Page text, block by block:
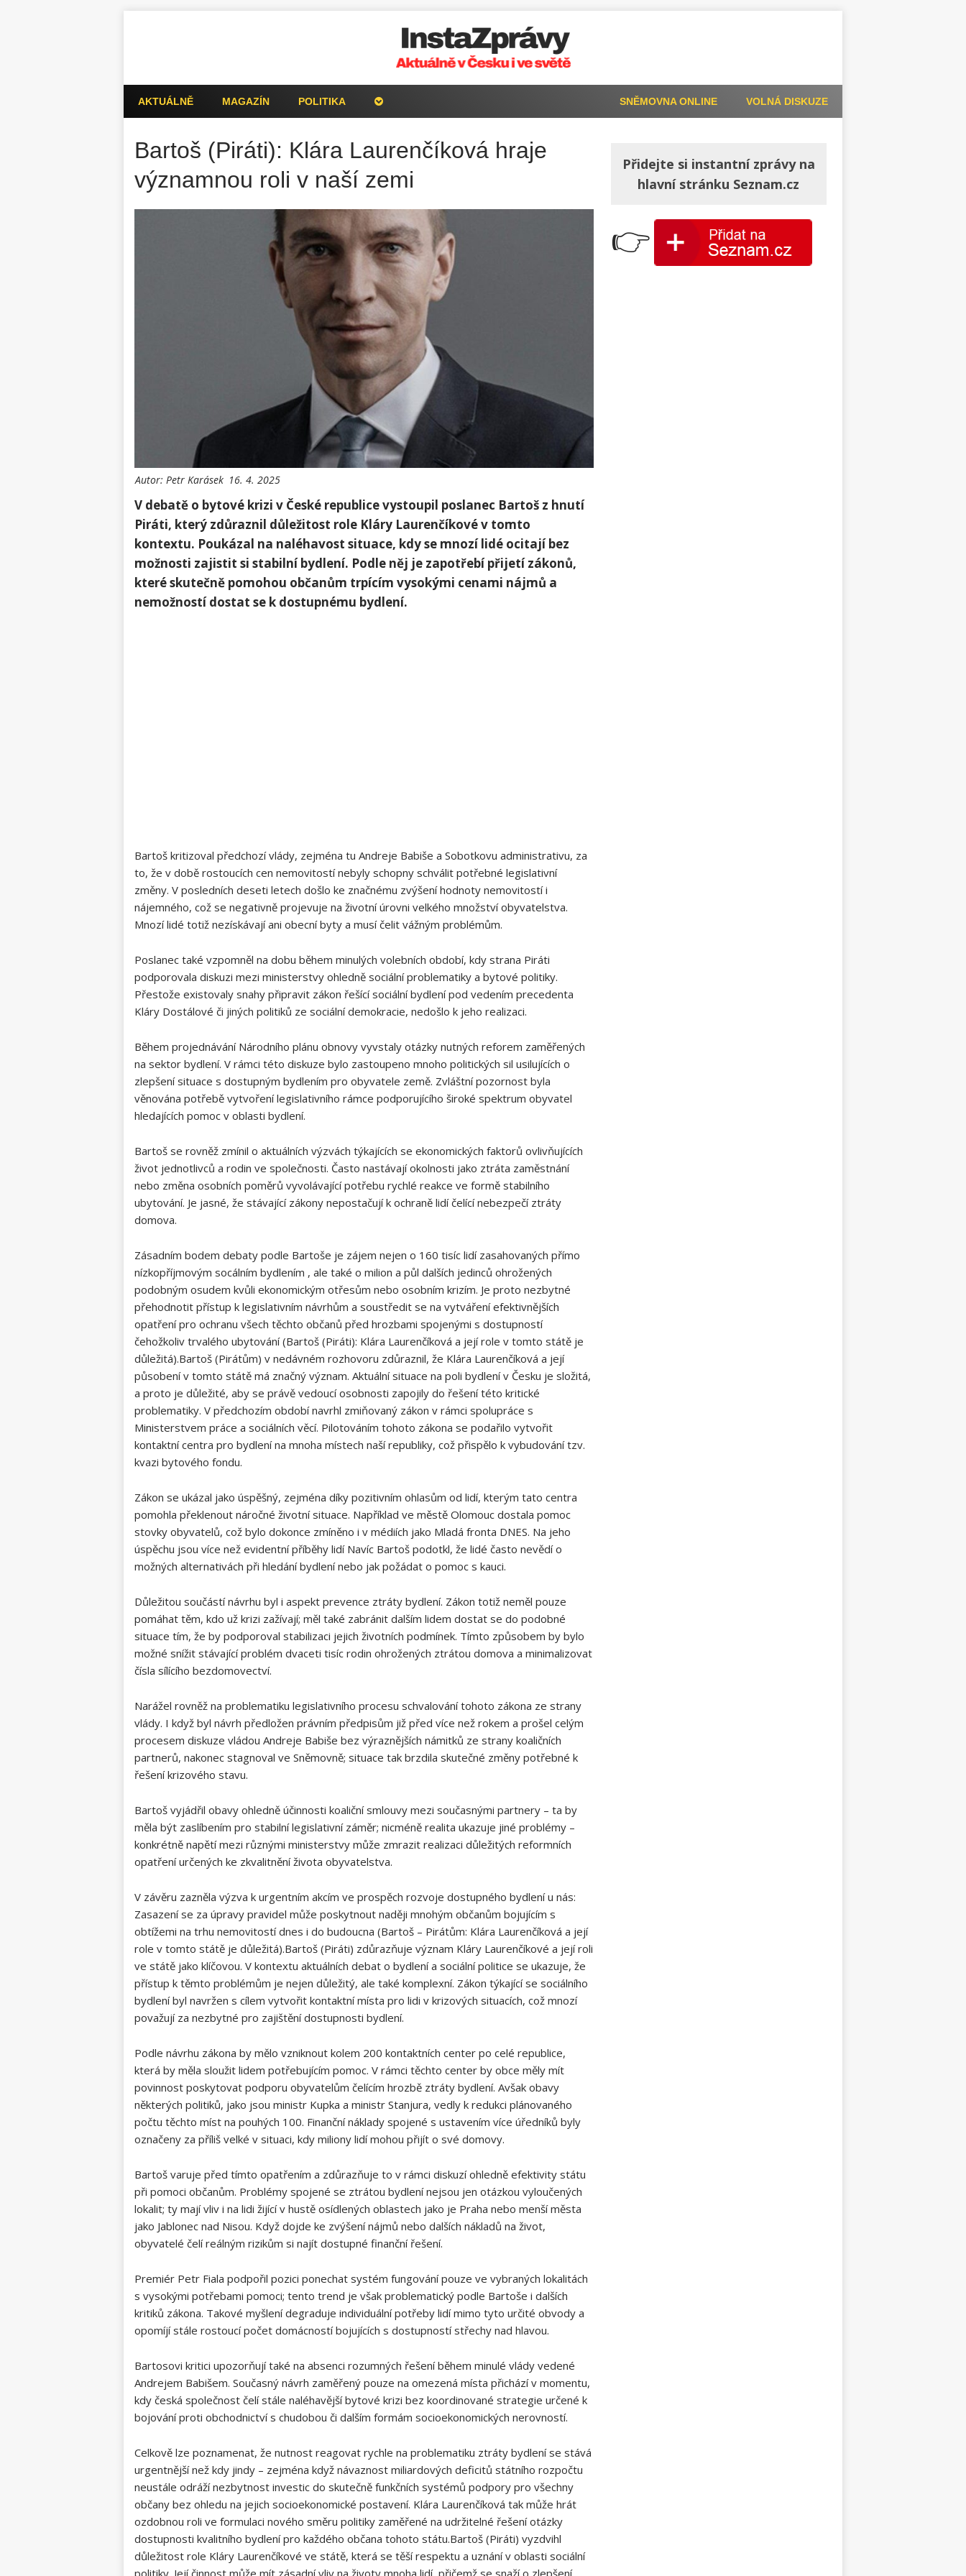
AKTUÁLNĚ MAGAZÍN POLITIKA VOLNÁ DISKUZE
SNĚMOVNA ONLINE
Bartoš (Piráti): Klára Laurenčíková hraje
významnou roli v naší zemi
Autor: Petr Karásek 16. 4. 2025
V debatě o bytové krizi v České republice vystoupil poslanec Bartoš z hnutí
Piráti, který zdůraznil důležitost role Kláry Laurenčíkové v tomto
kontextu. Poukázal na naléhavost situace, kdy se mnozí lidé ocitají bez
možnosti zajistit si stabilní bydlení. Podle něj je zapotřebí přijetí zákonů,
které skutečně pomohou občanům trpícím vysokými cenami nájmů a
nemožností dostat se k dostupnému bydlení.
Bartoš kritizoval předchozí vlády, zejména tu Andreje Babiše a Sobotkovu administrativu, za
to, že v době rostoucích cen nemovitostí nebyly schopny schválit potřebné legislativní
změny. V posledních deseti letech došlo ke značnému zvýšení hodnoty nemovitostí i
nájemného, což se negativně projevuje na životní úrovni velkého množství obyvatelstva.
Mnozí lidé totiž nezískávají ani obecní byty a musí čelit vážným problémům.
Poslanec také vzpomněl na dobu během minulých volebních období, kdy strana Piráti
podporovala diskuzi mezi ministerstvy ohledně sociální problematiky a bytové politiky.
Přestože existovaly snahy připravit zákon řešící sociální bydlení pod vedením precedenta
Kláry Dostálové či jiných politiků ze sociální demokracie, nedošlo k jeho realizaci.
Během projednávání Národního plánu obnovy vyvstaly otázky nutných reforem zaměřených
na sektor bydlení. V rámci této diskuze bylo zastoupeno mnoho politických sil usilujících o
zlepšení situace s dostupným bydlením pro obyvatele země. Zvláštní pozornost byla
věnována potřebě vytvoření legislativního rámce podporujícího široké spektrum obyvatel
hledajících pomoc v oblasti bydlení.
Bartoš se rovněž zmínil o aktuálních výzvách týkajících se ekonomických faktorů ovlivňujících
život jednotlivců a rodin ve společnosti. Často nastávají okolnosti jako ztráta zaměstnání
nebo změna osobních poměrů vyvolávající potřebu rychlé reakce ve formě stabilního
ubytování. Je jasné, že stávající zákony nepostačují k ochraně lidí čelící nebezpečí ztráty
domova.
Zásadním bodem debaty podle Bartoše je zájem nejen o 160 tisíc lidí zasahovaných přímo
nízkopříjmovým socálním bydlením , ale také o milion a půl dalších jedinců ohrožených
podobným osudem kvůli ekonomickým otřesům nebo osobním krizím. Je proto nezbytné
přehodnotit přístup k legislativním návrhům a soustředit se na vytváření efektivnějších
opatření pro ochranu všech těchto občanů před hrozbami spojenými s dostupností
čehožkoliv trvalého ubytování (Bartoš (Piráti): Klára Laurenčíková a její role v tomto státě je
důležitá).Bartoš (Pirátům) v nedávném rozhovoru zdůraznil, že Klára Laurenčíková a její
působení v tomto státě má značný význam. Aktuální situace na poli bydlení v Česku je složitá,
a proto je důležité, aby se právě vedoucí osobnosti zapojily do řešení této kritické
problematiky. V předchozím období navrhl zmiňovaný zákon v rámci spolupráce s
Ministerstvem práce a sociálních věcí. Pilotováním tohoto zákona se podařilo vytvořit
kontaktní centra pro bydlení na mnoha místech naší republiky, což přispělo k vybudování tzv.
kvazi bytového fondu.
Zákon se ukázal jako úspěšný, zejména díky pozitivním ohlasům od lidí, kterým tato centra
pomohla překlenout náročné životní situace. Například ve městě Olomouc dostala pomoc
stovky obyvatelů, což bylo dokonce zmíněno i v médiích jako Mladá fronta DNES. Na jeho
úspěchu jsou více než evidentní příběhy lidí Navíc Bartoš podotkl, že lidé často nevědí o
možných alternativách při hledání bydlení nebo jak požádat o pomoc s kauci.
Důležitou součástí návrhu byl i aspekt prevence ztráty bydlení. Zákon totiž neměl pouze
pomáhat těm, kdo už krizi zažívají; měl také zabránit dalším lidem dostat se do podobné
situace tím, že by podporoval stabilizaci jejich životních podmínek. Tímto způsobem by bylo
možné snížit stávající problém dvaceti tisíc rodin ohrožených ztrátou domova a minimalizovat
čísla sílícího bezdomovectví.
Narážel rovněž na problematiku legislativního procesu schvalování tohoto zákona ze strany
vlády. I když byl návrh předložen právním předpisům již před více než rokem a prošel celým
procesem diskuze vládou Andreje Babiše bez výraznějších námitků ze strany koaličních
partnerů, nakonec stagnoval ve Sněmovně; situace tak brzdila skutečné změny potřebné k
řešení krizového stavu.
Bartoš vyjádřil obavy ohledně účinnosti koaliční smlouvy mezi současnými partnery – ta by
měla být zaslíbením pro stabilní legislativní záměr; nicméně realita ukazuje jiné problémy –
konkrétně napětí mezi různými ministerstvy může zmrazit realizaci důležitých reformních
opatření určených ke zkvalitnění života obyvatelstva.
V závěru zazněla výzva k urgentním akcím ve prospěch rozvoje dostupného bydlení u nás:
Zasazení se za úpravy pravidel může poskytnout naději mnohým občanům bojujícím s
obtížemi na trhu nemovitostí dnes i do budoucna (Bartoš – Pirátům: Klára Laurenčíková a její
role v tomto státě je důležitá).Bartoš (Piráti) zdůrazňuje význam Kláry Laurenčíkové a její roli
ve státě jako klíčovou. V kontextu aktuálních debat o bydlení a sociální politice se ukazuje, že
přístup k těmto problémům je nejen důležitý, ale také komplexní. Zákon týkající se sociálního
bydlení byl navržen s cílem vytvořit kontaktní místa pro lidi v krizových situacích, což mnozí
považují za nezbytné pro zajištění dostupnosti bydlení.
Podle návrhu zákona by mělo vzniknout kolem 200 kontaktních center po celé republice,
která by měla sloužit lidem potřebujícím pomoc. V rámci těchto center by obce měly mít
povinnost poskytovat podporu obyvatelům čelícím hrozbě ztráty bydlení. Avšak obavy
některých politiků, jako jsou ministr Kupka a ministr Stanjura, vedly k redukci plánovaného
počtu těchto míst na pouhých 100. Finanční náklady spojené s ustavením více úředníků byly
označeny za příliš velké v situaci, kdy miliony lidí mohou přijít o své domovy.
Bartoš varuje před tímto opatřením a zdůrazňuje to v rámci diskuzí ohledně efektivity státu
při pomoci občanům. Problémy spojené se ztrátou bydlení nejsou jen otázkou vyloučených
lokalit; ty mají vliv i na lidi žijící v hustě osídlených oblastech jako je Praha nebo menší města
jako Jablonec nad Nisou. Když dojde ke zvýšení nájmů nebo dalších nákladů na život,
obyvatelé čelí reálným rizikům si najít dostupné finanční řešení.
Premiér Petr Fiala podpořil pozici ponechat systém fungování pouze ve vybraných lokalitách
s vysokými potřebami pomoci; tento trend je však problematický podle Bartoše i dalších
kritiků zákona. Takové myšlení degraduje individuální potřeby lidí mimo tyto určité obvody a
opomíjí stále rostoucí počet domácností bojujících s dostupností střechy nad hlavou.
Bartosovi kritici upozorňují také na absenci rozumných řešení během minulé vlády vedené
Andrejem Babišem. Současný návrh zaměřený pouze na omezená místa přichází v momentu,
kdy česká společnost čelí stále naléhavější bytové krizi bez koordinované strategie určené k
bojování proti obchodnictví s chudobou či dalším formám socioekonomických nerovností.
Celkově lze poznamenat, že nutnost reagovat rychle na problematiku ztráty bydlení se stává
urgentnější než kdy jindy – zejména když návaznost miliardových deficitů státního rozpočtu
neustále odráží nezbytnost investic do skutečně funkčních systémů podpory pro všechny
občany bez ohledu na jejich socioekonomické postavení. Klára Laurenčíková tak může hrát
ozdobnou roli ve formulaci nového směru politiky zaměřené na udržitelné řešení otázky
dostupnosti kvalitního bydlení pro každého občana tohoto státu.Bartoš (Piráti) vyzdvihl
důležitost role Kláry Laurenčíkové ve státě, která se těší respektu a uznání v oblasti sociální
politiky. Její činnost může mít zásadní vliv na životy mnoha lidí, přičemž se snaží o zlepšení
Přidejte si instantní zprávy na
hlavní stránku Seznam.cz
👉